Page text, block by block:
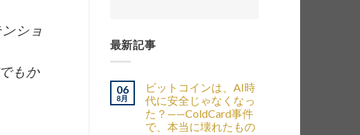
ショ
もか
最新記事
06
8月
ビットコインは、AI時
代に安全じゃなくなっ
た？——ColdCard事件
で、本当に壊れたもの